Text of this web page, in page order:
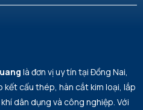
là đơn vị uy tín tại Đồng Nai,
cấu thép, hàn cắt kim loại, lắp
dân dụng và công nghiệp. Với